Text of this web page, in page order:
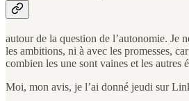
autour de la question de l’autonomie. Je
les ambitions, ni à avec les promesses,
combien les une sont vaines et les autres
Moi, mon avis, je l’ai donné jeudi sur